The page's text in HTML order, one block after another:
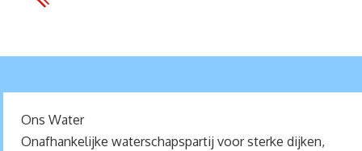
Ons Water
Onafhankelijke waterschapspartij voor sterke dijken,